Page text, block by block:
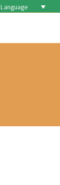
Language 